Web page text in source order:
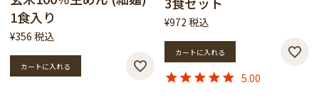
1食入り
¥356 税込
カートに入れる
¥972 税込
カートに入れる
5.00